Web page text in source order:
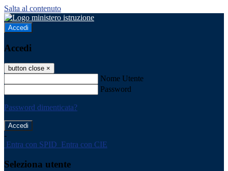
Salta al contenuto
Accedi
Accedi
button close ×
Nome Utente
Password
Password dimenticata?
-
Entra con SPID Entra con CIE
Seleziona utente